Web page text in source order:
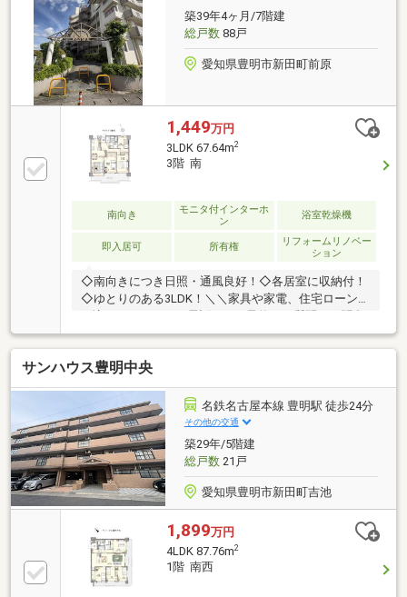
ング貼替 ・クッションフロア貼替・シューズボック
ス交換 ・給湯器交換 ・分電盤交換・ハウスクリー
ニング 他
築39年4ヶ月/7階建
総戸数88戸
愛知県豊明市新田町前原
1,449万円
3LDK 67.64m2
3階 南
南向き
モニタ付インターホ
ン
浴室乾燥機
即入居可 所有権
リフォームリノベー
ション
◇南向きにつき日照・通風良好！◇各居室に収納付！
◇ゆとりのある3LDK！＼＼家具や家電、住宅ローンに
せはこちらまで▼TEL：0120-09-7549【通話無料】ニ
ッカ不動産へ！～空家につき即日のご案内も可能！～
お気兼ねなくお問合せくださいませ。住宅ローンやリ
フォームのご相談も承ります！【主なリノベーション
内容】・システムキッチン、ユニットバス、トイレ交
換・洗面化粧台交換 ・建具交換・クロス、フローリ
ング貼替 ・クッションフロア貼替・シューズボック
ス交換 ・給湯器交換 ・分電盤交換・ハウスクリー
ニング 他
サンハウス豊明中央
名鉄名古屋本線 豊明駅 徒歩24分
その他の交通
築29年/5階建
総戸数21戸
愛知県豊明市新田町吉池
1,899万円
4LDK 87.76m2
1階 南西